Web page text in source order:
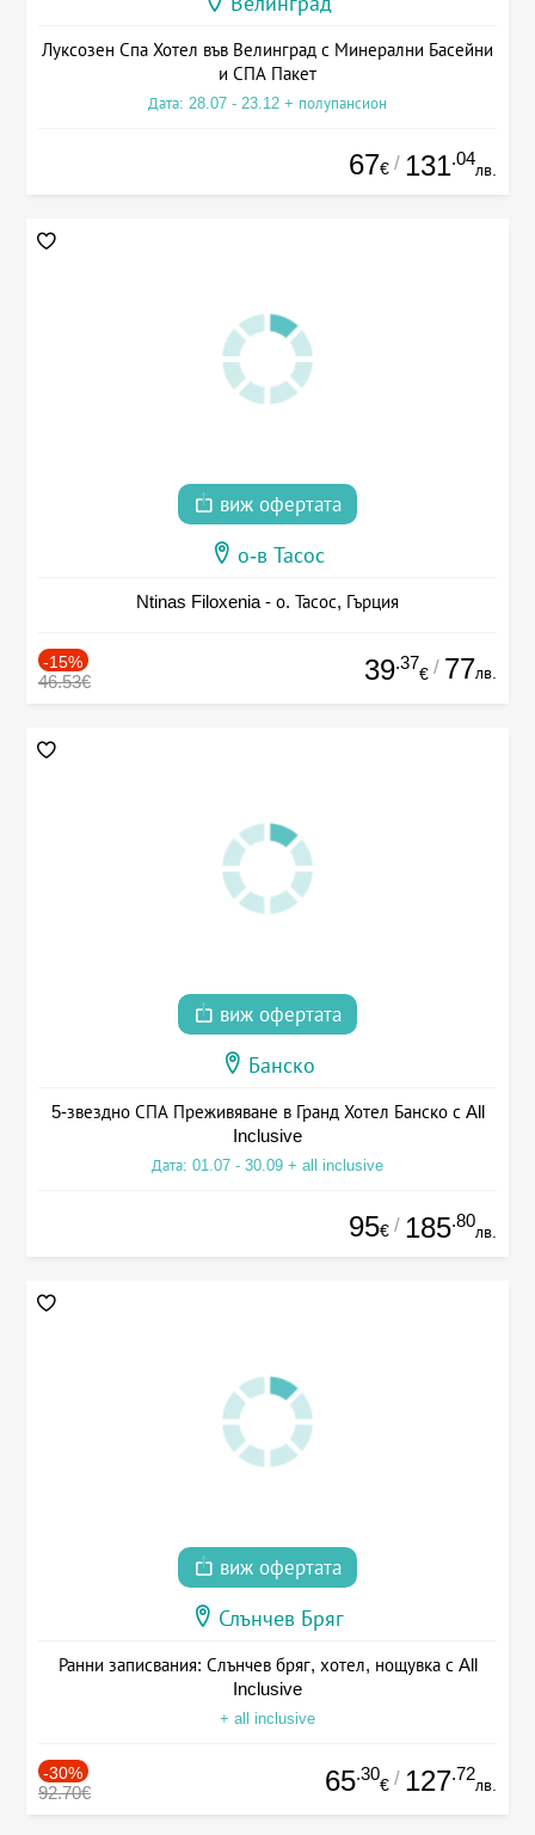
Луксозен Спа Хотел във Велинград с Минерални Басейни
и СПА Пакет
Дата: 28.07 - 23.12 + полупансион
67€ / 131.04
лв.
виж офертата
о-в Тасос
Ntinas Filoxenia - о. Тасос, Гърция
-15%
46.53€ 39.37
€ / 77лв.
виж офертата
Банско
5-звездно СПА Преживяване в Гранд Хотел Банско с All
Inclusive
Дата: 01.07 - 30.09 + all inclusive
95€ / 185.80
лв.
виж офертата
Слънчев Бряг
Ранни записвания: Слънчев бряг, хотел, нощувка с All
Inclusive
+ all inclusive
-30%
92.70€ 65.30
€ / 127.72
лв.